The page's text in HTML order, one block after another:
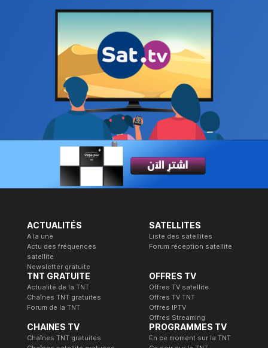
ACTUALITÉS
A la une
Actu des fréquences
satellite
Newsletter gratuite
SATELLITES
Liste des satellites
Forum réception satellite
TNT GRATUITE
Actualité de la TNT
Chaînes TNT gratuites
Forum de la TNT
OFFRES TV
Offres TV satellite
Offres TV TNT
Offres IPTV
Offres Streaming
CHAINES TV
Chaînes TNT gratuites
PROGRAMMES TV
En ce moment sur la TNT